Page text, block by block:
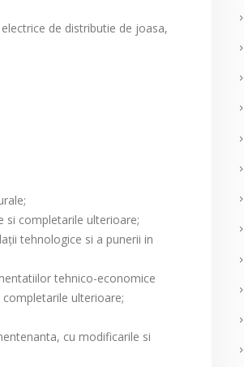
de distributie de joasa,
si completarile ulterioare;
tehnologice si a punerii in
tehnico-economice
ulterioare;
cu modificarile si